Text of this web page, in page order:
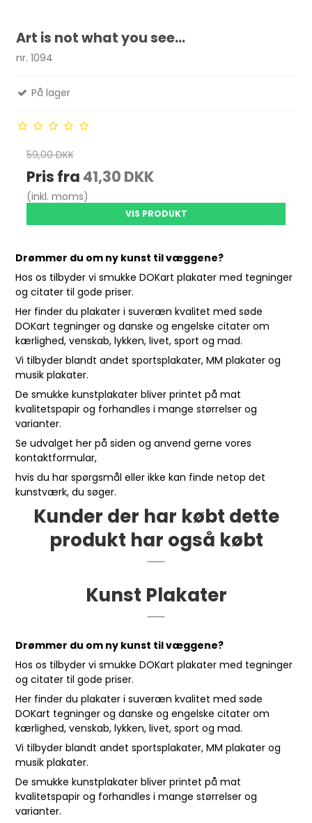
Art is not what you see...
nr. 1094
På lager
59,00 DKK
Pris fra 41,30 DKK
(inkl. moms)
VIS PRODUKT
Drømmer du om ny kunst til væggene?
Hos os tilbyder vi smukke DOKart plakater med tegninger
og citater til gode priser.
Her finder du plakater i suveræn kvalitet med søde
DOKart tegninger og danske og engelske citater om
kærlighed, venskab, lykken, livet, sport og mad.
Vi tilbyder blandt andet sportsplakater, MM plakater og
musik plakater.
De smukke kunstplakater bliver printet på mat
kvalitetspapir og forhandles i mange størrelser og
varianter.
Se udvalget her på siden og anvend gerne vores
kontaktformular,
hvis du har spørgsmål eller ikke kan finde netop det
kunstværk, du søger.
Kunder der har købt dette
produkt har også købt
Kunst Plakater
Drømmer du om ny kunst til væggene?
Hos os tilbyder vi smukke DOKart plakater med tegninger
og citater til gode priser.
Her finder du plakater i suveræn kvalitet med søde
DOKart tegninger og danske og engelske citater om
kærlighed, venskab, lykken, livet, sport og mad.
Vi tilbyder blandt andet sportsplakater, MM plakater og
musik plakater.
De smukke kunstplakater bliver printet på mat
kvalitetspapir og forhandles i mange størrelser og
varianter.